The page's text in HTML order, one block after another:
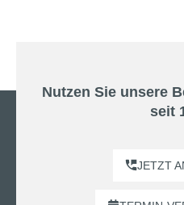
Nutzen Sie unsere
seit
JETZT